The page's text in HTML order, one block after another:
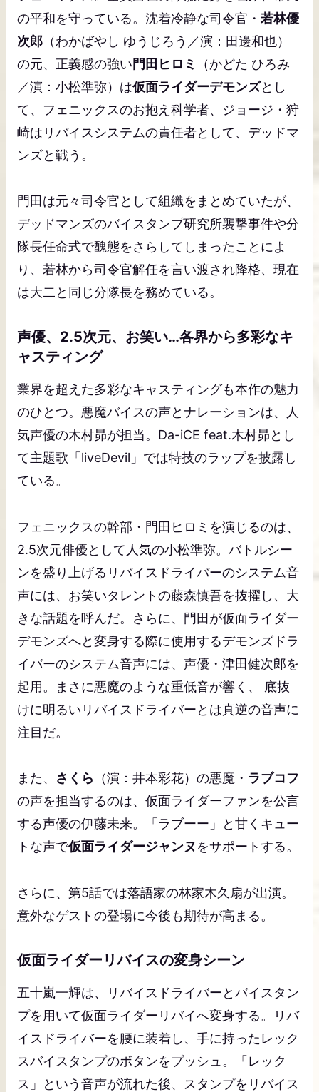
の平和を守っている。沈着冷静な司令官・ 若林優
次郎（わかばやし ゆうじろう／演：田邊和也）
の元、正義感の強い門田ヒロミ
（かどた ひろみ
／演：小松準弥）は仮面ライダーデモンズとし
て、フェニックスのお抱え科学者、ジョージ・狩
崎はリバイスシステムの責任者として、デッドマ
ンズと戦う。
門田は元々司令官として組織をまとめていたが、
デッドマンズのバイスタンプ研究所襲撃事件や分
隊長任命式で醜態をさらしてしまったことによ
り、若林から司令官解任を言い渡され降格、現在
は大二と同じ分隊長を務めている。
声優、2.5次元、お笑い…各界から多彩なキ
ャスティング
業界を超えた多彩なキャスティングも本作の魅力
のひとつ。悪魔バイスの声とナレーションは、人
気声優の木村昴が担当。Da-iCE feat.木村昴とし
て主題歌「liveDevil」では特技のラップを披露し
ている。
フェニックスの幹部・門田ヒロミを演じるのは、
2.5次元俳優として人気の小松準弥。バトルシー
ンを盛り上げるリバイスドライバーのシステム音
声には、お笑いタレントの藤森慎吾を抜擢し、大
きな話題を呼んだ。さらに、門田が仮面ライダー
デモンズへと変身する際に使用するデモンズドラ
イバーのシステム音声には、声優・津田健次郎を
起用。まさに悪魔のような重低音が響く、 底抜
けに明るいリバイスドライバーとは真逆の音声に
注目だ。
また、 さくら （演：井本彩花）の悪魔・ ラブコフ
の声を担当するのは、仮面ライダーファンを公言
する声優の伊藤未来。「ラブーー」と甘くキュー
トな声で仮面ライダージャンヌをサポートする。
さらに、第5話では落語家の林家木久扇が出演。
意外なゲストの登場に今後も期待が高まる。
仮面ライダーリバイスの変身シーン
五十嵐一輝は、リバイスドライバーとバイスタン
プを用いて仮面ライダーリバイへ変身する。リバ
イスドライバーを腰に装着し、手に持ったレック
スバイスタンプのボタンをプッシュ。「レック
ス」という音声が流れた後、スタンプをリバイス